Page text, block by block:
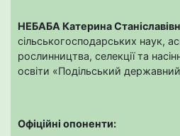
НЕБАБА Катерина
сільськогосподарських наук,
рослинництва, селекції та
освіти «Подільський
Офіційні опоненти: